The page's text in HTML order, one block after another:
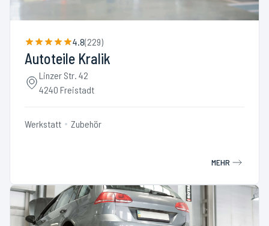
4.8(229)
Autoteile Kralik
Linzer Str. 42
4240 Freistadt
Werkstatt Zubehör
MEHR